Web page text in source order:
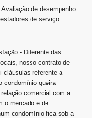
de desempenho
de serviço
- Diferente das
nosso contrato de
cláusulas referente a
condomínio queira
comercial com a
o mercado é de
condomínio fica sob a